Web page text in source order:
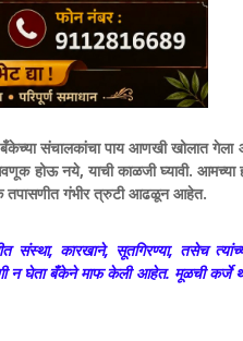
संचालकांचा पाय आणखी खोलात
होऊ नये, याची काळजी घ्यावी. आमच्या
तपासणीत गंभीर त्रुटी आढळून आहेत.
संस्था, कारखाने, सूतगिरण्या, तसेच
न घेता बँकेने माफ केली आहेत. मूळची कर्जे